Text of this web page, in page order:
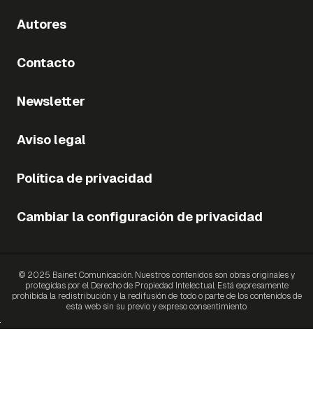
Autores
Contacto
Newsletter
Aviso legal
Política de privacidad
Cambiar la configuración de privacidad
© 2025 Bainet Comunicación. Nuestros contenidos son obras originales y
protegidas por el Derecho de Propiedad Intelectual. Está expresamente
prohibida la redistribución y la redifusión de todo o parte de los contenidos de
esta web sin su previo y expreso consentimiento.